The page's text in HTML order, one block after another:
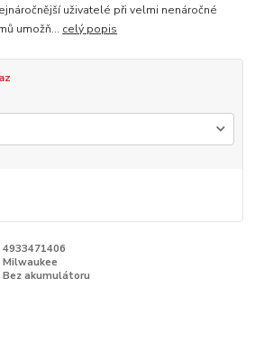
uživatelé při velmi nenáročné
umožň... celý popis
4933471406
Milwaukee
Bez akumulátoru